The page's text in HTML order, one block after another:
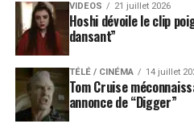
VIDEOS 21 juillet 2026
Hoshi dévoile le clip
dansant”
TÉLÉ / CINÉMA 14 juillet
Tom Cruise
annonce de “Digger”